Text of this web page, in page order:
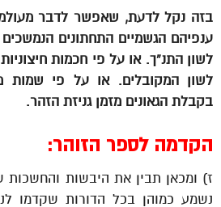
בזה נקל לדעת, שאפשר לדבר
ענפיהם הגשמיים התחתונים
לשון התנ”ך. או על פי חכמות
לשון המקובלים. או על פי שמות
בקבלת הגאונים מזמן גניזת הזהר.
הקדמה לספר הזוהר:
ז) ומכאן תבין את היבשות והחשכות
נשמע כמוהן בכל הדורות שקדמו